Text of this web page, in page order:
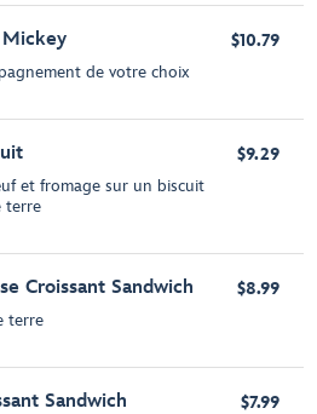
de votre choix
$10.79
et fromage sur un biscuit
terre
$9.29
Croissant Sandwich
terre
$8.99
Sandwich $7.99